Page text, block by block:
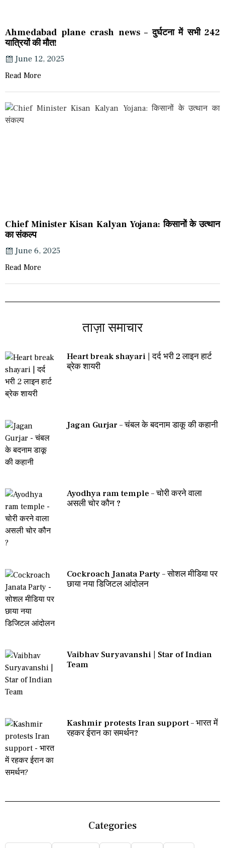
Ahmedabad plane crash news – दुर्घटना में सभी 242
यात्रियों की मौत!
June 12, 2025
Read More
Chief Minister Kisan Kalyan Yojana: किसानों के उत्थान
का संकल्प
June 6, 2025
Read More
ताज़ा समाचार
Heart break shayari | दर्द भरी 2 लाइन हार्ट
ब्रेक शायरी
Jagan Gurjar – चंबल के बदनाम डाकू की कहानी
Ayodhya ram temple – चोरी करने वाला
असली चोर कौन ?
Cockroach Janata Party – सोशल मीडिया पर
छाया नया डिजिटल आंदोलन
Vaibhav Suryavanshi | Star of Indian
Team
Kashmir protests Iran support – भारत में
रहकर ईरान का समर्थन?
Categories